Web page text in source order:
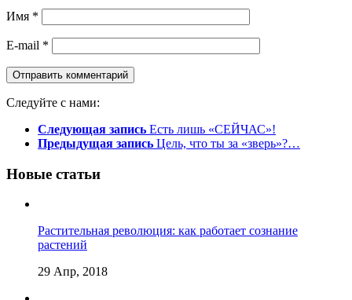
Имя *
E-mail *
Следуйте с нами:
Следующая запись Есть лишь «СЕЙЧАС»!
Предыдущая запись Цель, что ты за «зверь»?…
Новые статьи
Растительная революция: как работает сознание
растений
29 Апр, 2018